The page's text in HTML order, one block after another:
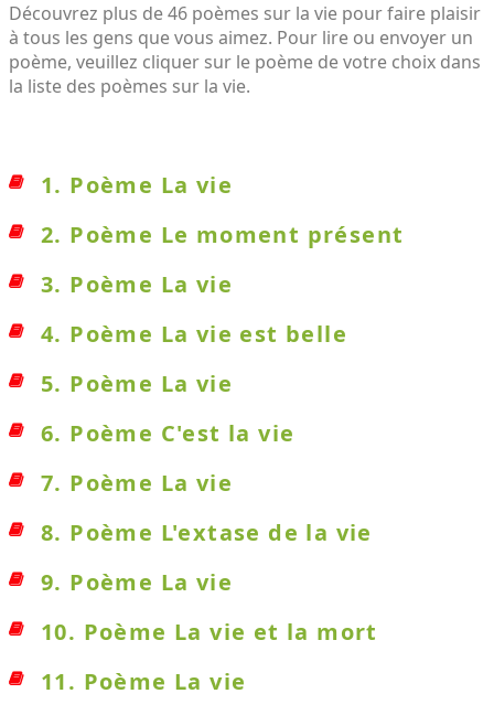
Découvrez plus de 46 poèmes sur la vie pour faire plaisir
à tous les gens que vous aimez. Pour lire ou envoyer un
poème, veuillez cliquer sur le poème de votre choix dans
la liste des poèmes sur la vie.
1. Poème La vie
2. Poème Le moment présent
3. Poème La vie
4. Poème La vie est belle
5. Poème La vie
6. Poème C'est la vie
7. Poème La vie
8. Poème L'extase de la vie
9. Poème La vie
10. Poème La vie et la mort
11. Poème La vie